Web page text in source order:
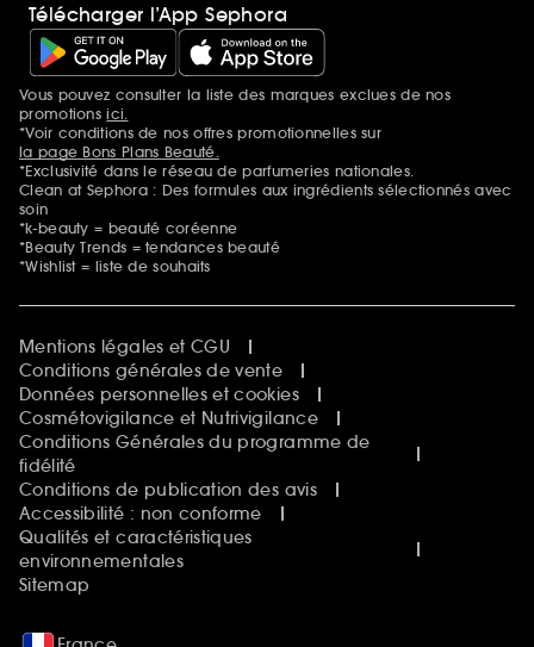
Télécharger l’App Sephora
Mentions additionnelles
Vous pouvez consulter la liste des marques exclues de nos
promotionsici.
*Voir conditions de nos offres promotionnelles sur
la page Bons Plans Beauté.
*Exclusivité dans le réseau de parfumeries nationales.
Clean at Sephora : Des formules aux ingrédients sélectionnés avec
soin
*k-beauty = beauté coréenne
*Beauty Trends = tendances beauté
*Wishlist = liste de souhaits
Mentions légales et CGU
Conditions générales de vente
Données personnelles et cookies
Cosmétovigilance et Nutrivigilance
Conditions Générales du programme de
fidélité
Conditions de publication des avis
Accessibilité : non conforme
Qualités et caractéristiques
environnementales
Sitemap